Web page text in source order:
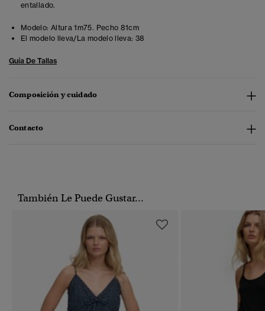
entallado.
Modelo: Altura 1m75. Pecho 81cm
El modelo lleva/La modelo lleva: 38
Guía De Tallas
Composición y cuidado
Contacto
También Le Puede Gustar...